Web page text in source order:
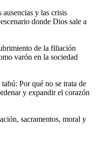
y las crisis
donde Dios sale a
de la filiación
varón en la sociedad
Por qué no se trata de
y expandir el corazón
sacramentos, moral y